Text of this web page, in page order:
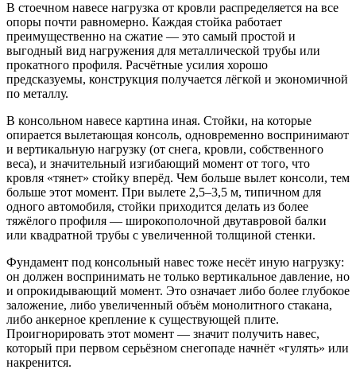
В стоечном навесе нагрузка от кровли распределяется на все
опоры почти равномерно. Каждая стойка работает
преимущественно на сжатие — это самый простой и
выгодный вид нагружения для металлической трубы или
прокатного профиля. Расчётные усилия хорошо
предсказуемы, конструкция получается лёгкой и экономичной
по металлу.
В консольном навесе картина иная. Стойки, на которые
опирается вылетающая консоль, одновременно воспринимают
и вертикальную нагрузку (от снега, кровли, собственного
веса), и значительный изгибающий момент от того, что
кровля «тянет» стойку вперёд. Чем больше вылет консоли, тем
больше этот момент. При вылете 2,5–3,5 м, типичном для
одного автомобиля, стойки приходится делать из более
тяжёлого профиля — широкополочной двутавровой балки
или квадратной трубы с увеличенной толщиной стенки.
Фундамент под консольный навес тоже несёт иную нагрузку:
он должен воспринимать не только вертикальное давление, но
и опрокидывающий момент. Это означает либо более глубокое
заложение, либо увеличенный объём монолитного стакана,
либо анкерное крепление к существующей плите.
Проигнорировать этот момент — значит получить навес,
который при первом серьёзном снегопаде начнёт «гулять» или
накренится.